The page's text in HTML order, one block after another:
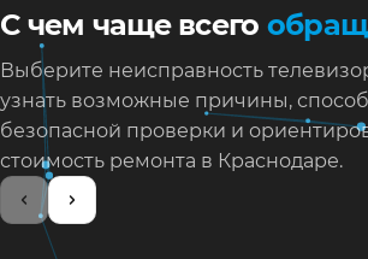
С чем чаще всего
Выберите неисправность
узнать возможные причины,
безопасной проверки и
стоимость ремонта в Краснодаре.